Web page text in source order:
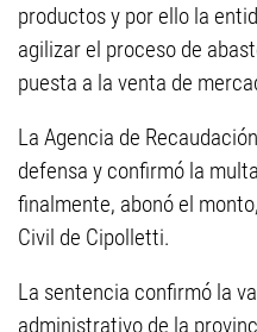
productos y por ello la
agilizar el proceso de
puesta a la venta de
La Agencia de
defensa y confirmó la
finalmente, abonó el
Civil de Cipolletti.
La sentencia confirmó la
administrativo de la